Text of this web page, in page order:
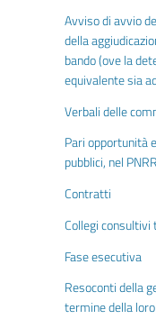
Avviso di avvio
della
bando (ove la
equivalente sia
Verbali delle
Pari opportunità
pubblici, nel
Contratti
Collegi consultivi
Fase esecutiva
Resoconti della
termine della